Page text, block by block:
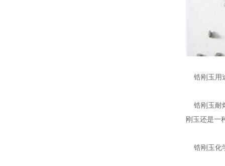
锆刚玉用
锆刚玉耐
刚玉还是一
锆刚玉化